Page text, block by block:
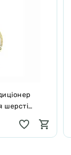
шерсті